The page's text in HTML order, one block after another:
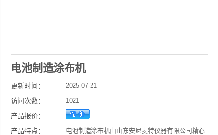
电池制造涂布机
更新时间： 2025-07-21
访问次数： 1021
产品报价：
产品特点：
电池制造涂布机由山东安尼麦特仪器有限公司精心